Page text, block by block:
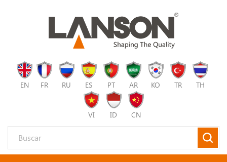
EN FR RU ES PT AR KO TR TH
VI ID CN